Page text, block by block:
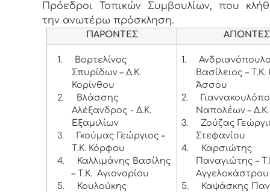
Πρόεδροι Τοπικών Συμβουλίων, που
την ανωτέρω πρόσκληση.
ΠΑΡΟΝΤΕΣ ΑΠΟΝΤΕΣ
1.
Βορτελίνος
Σπυρίδων – Δ.Κ.
Κορίνθου
2.
Βλάσσης
Αλέξανδρος - Δ.Κ.
Εξαμιλίων
3.
Γκούμας Γεώργιος –
Τ.Κ. Κόρφου
4.
Καλλιμάνης Βασίλης
– Τ.Κ. Αγιονορίου
5.
Κουλούκης
1.
Βασίλειος –
Άσσου
2.
Ναπολέων –
3.
Ζούζας
Στεφανίου
4.
Καρσιώτης
Παναγιώτης –
Αγγελοκάστρου
5.
Καψάσκης